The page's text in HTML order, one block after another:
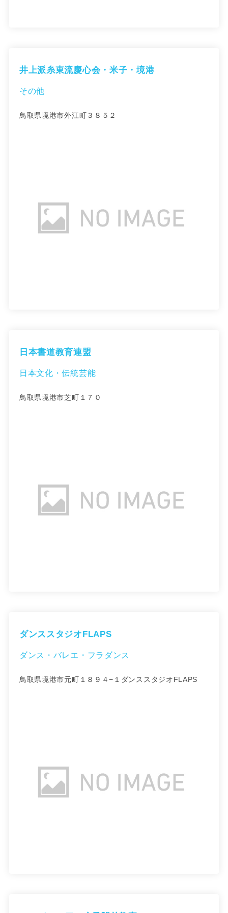
井上派糸東流慶心会・米子・境港
その他
鳥取県境港市外江町３８５２
日本書道教育連盟
日本文化・伝統芸能
鳥取県境港市芝町１７０
ダンススタジオFLAPS
ダンス・バレエ・フラダンス
鳥取県境港市元町１８９４−１ダンススタジオFLAPS